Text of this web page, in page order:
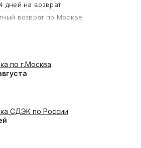
дней на возврат
возврат по Москве
по г.Москва
СДЭК по России